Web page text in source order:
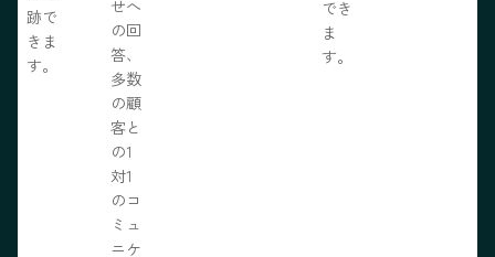
跡で
きま
す。
せへ
の回
答、
多数
の顧
客と
の1
対1
のコ
ミュ
ニケ
でき
ま
す。